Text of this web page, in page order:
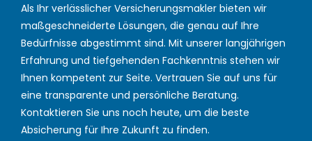
Als Ihr verlässlicher Versicherungsmakler bieten wir
maßgeschneiderte Lösungen, die genau auf Ihre
Bedürfnisse abgestimmt sind. Mit unserer langjährigen
Erfahrung und tiefgehenden Fachkenntnis stehen wir
Ihnen kompetent zur Seite. Vertrauen Sie auf uns für
eine transparente und persönliche Beratung.
Kontaktieren Sie uns noch heute, um die beste
Absicherung für Ihre Zukunft zu finden.